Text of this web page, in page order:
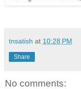
tnsatish at 10:28 PM
Share
No comments: